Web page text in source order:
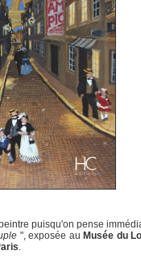
puisqu'on pense
", exposée au Musée du
.